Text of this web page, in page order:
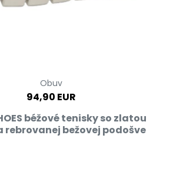
Obuv
94,90 EUR
béžové tenisky so zlatou
rebrovanej bežovej podošve